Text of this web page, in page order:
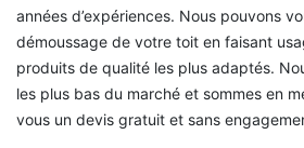
années d’expériences. Nous pouvons
démoussage de votre toit en faisant
produits de qualité les plus adaptés.
les plus bas du marché et sommes en
vous un devis gratuit et sans